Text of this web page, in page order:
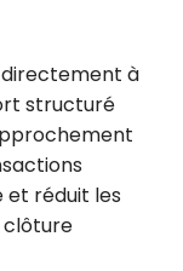
à
structuré
et réduit les
clôture